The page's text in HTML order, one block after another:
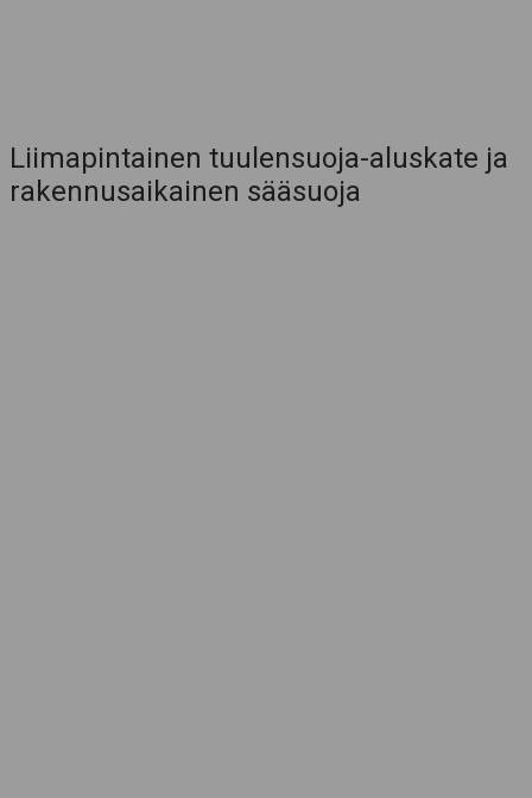
Liimapintainen tuulensuoja-aluskate ja
rakennusaikainen sääsuoja